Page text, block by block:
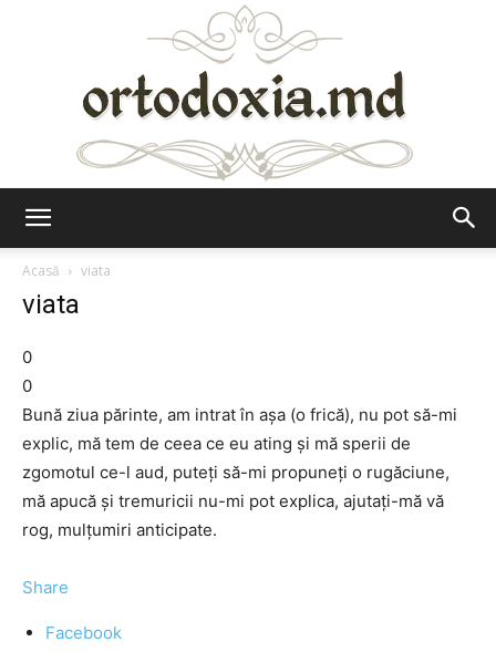
Acasă
viata
viata
0
0
Bună ziua părinte, am intrat în așa (o frică), nu pot să-mi
explic, mă tem de ceea ce eu ating și mă sperii de
zgomotul ce-l aud, puteți să-mi propuneți o rugăciune,
mă apucă și tremuricii nu-mi pot explica, ajutați-mă vă
rog, mulțumiri anticipate.
Share
Facebook